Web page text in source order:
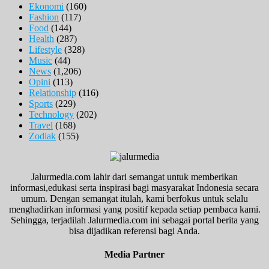
Ekonomi (160)
Fashion (117)
Food (144)
Health (287)
Lifestyle (328)
Music (44)
News (1,206)
Opini (113)
Relationship (116)
Sports (229)
Technology (202)
Travel (168)
Zodiak (155)
Jalurmedia.com lahir dari semangat untuk memberikan
informasi,edukasi serta inspirasi bagi masyarakat Indonesia secara
umum. Dengan semangat itulah, kami berfokus untuk selalu
menghadirkan informasi yang positif kepada setiap pembaca kami.
Sehingga, terjadilah Jalurmedia.com ini sebagai portal berita yang
bisa dijadikan referensi bagi Anda.
Media Partner